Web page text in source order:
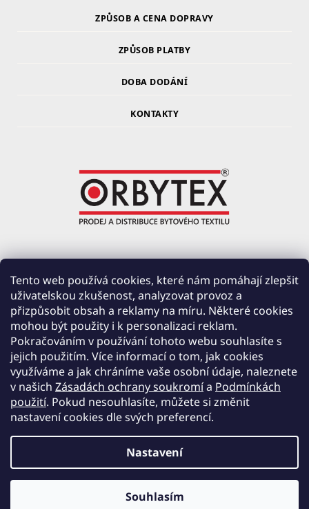
Tento web používá cookies, které nám pomáhají zlepšit
uživatelskou zkušenost, analyzovat provoz a
přizpůsobit obsah a reklamy na míru. Některé cookies
mohou být použity i k personalizaci reklam.
Pokračováním v používání tohoto webu souhlasíte s
jejich použitím. Více informací o tom, jak cookies
využíváme a jak chráníme vaše osobní údaje, naleznete
v našich Zásadách ochrany soukromía Podmínkách
použití. Pokud nesouhlasíte, můžete si změnit
nastavení cookies dle svých preferencí.
Nastavení
Souhlasím
ZPŮSOB A CENA DOPRAVY
ZPŮSOB PLATBY
DOBA DODÁNÍ
KONTAKTY
PRŮMYSLOVÁ 220, ČERVENÉ ZÁHOŘÍ
391 37 CHOTOVINY
IČ: 28138252
DIČ: CZ28138252
Společnost zapsána v obchodním rejstříku vedeném u Krajského soudu v Českých
Budějovicích, oddíl C, vložka 19654.
Vytvořil Shoptet
orbytex.cz. Všechna práva vyhrazena.